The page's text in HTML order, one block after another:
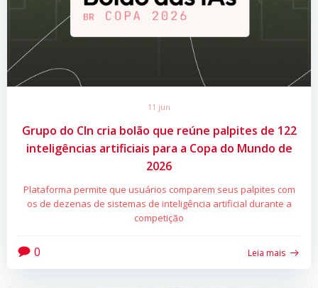
11 jun
Grupo do CIn cria bolão que reúne palpites de 122
inteligências artificiais para a Copa do Mundo de
2026
Plataforma permite que usuários comparem seus palpites com
os de dezenas de sistemas de inteligência artificial durante a
competição
0 Leia mais